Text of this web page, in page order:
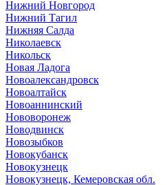
Нижний Новгород
Нижний Тагил
Нижняя Салда
Николаевск
Никольск
Новая Ладога
Новоалександровск
Новоалтайск
Новоаннинский
Нововоронеж
Новодвинск
Новозыбков
Новокубанск
Новокузнецк
Новокузнецк, Кемеровская обл.